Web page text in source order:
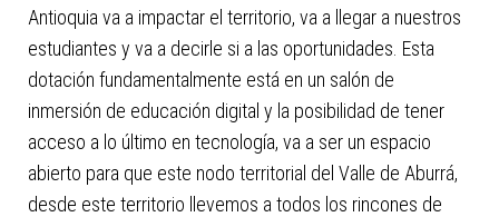
Antioquia va a impactar el territorio, va a llegar a nuestros
estudiantes y va a decirle si a las oportunidades. Esta
dotación fundamentalmente está en un salón de
inmersión de educación digital y la posibilidad de tener
acceso a lo último en tecnología, va a ser un espacio
abierto para que este nodo territorial del Valle de Aburrá,
desde este territorio llevemos a todos los rincones de